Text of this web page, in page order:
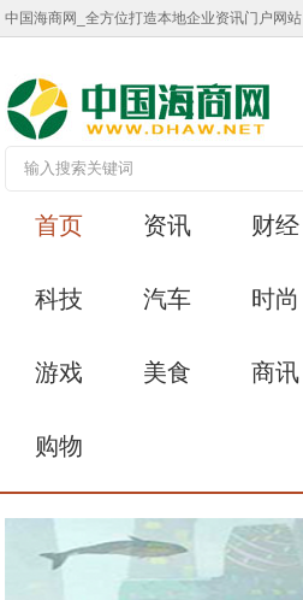
中国海商网_全方位打造本地企业资讯门户网站
首页 资讯 财经
科技 汽车 时尚
游戏 美食 商讯
购物